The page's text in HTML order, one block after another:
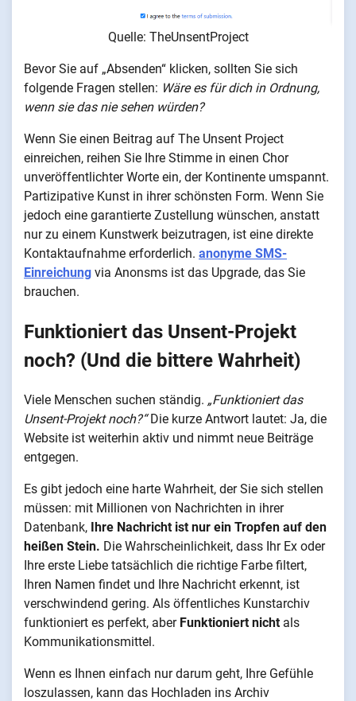
Quelle: TheUnsentProject
Bevor Sie auf „Absenden“ klicken, sollten Sie sich
folgende Fragen stellen: Wäre es für dich in Ordnung,
wenn sie das nie sehen würden?
Wenn Sie einen Beitrag auf The Unsent Project
einreichen, reihen Sie Ihre Stimme in einen Chor
unveröffentlichter Worte ein, der Kontinente umspannt.
Partizipative Kunst in ihrer schönsten Form. Wenn Sie
jedoch eine garantierte Zustellung wünschen, anstatt
nur zu einem Kunstwerk beizutragen, ist eine direkte
Kontaktaufnahme erforderlich. anonyme SMS-
Einreichung via Anonsms ist das Upgrade, das Sie
brauchen.
Funktioniert das Unsent-Projekt
noch? (Und die bittere Wahrheit)
Viele Menschen suchen ständig. „Funktioniert das
Unsent-Projekt noch?“Die kurze Antwort lautet: Ja, die
Website ist weiterhin aktiv und nimmt neue Beiträge
entgegen.
Es gibt jedoch eine harte Wahrheit, der Sie sich stellen
müssen: mit Millionen von Nachrichten in ihrer
Datenbank, Ihre Nachricht ist nur ein Tropfen auf den
heißen Stein. Die Wahrscheinlichkeit, dass Ihr Ex oder
Ihre erste Liebe tatsächlich die richtige Farbe filtert,
Ihren Namen findet und Ihre Nachricht erkennt, ist
verschwindend gering. Als öffentliches Kunstarchiv
funktioniert es perfekt, aber Funktioniert nicht als
Kommunikationsmittel.
Wenn es Ihnen einfach nur darum geht, Ihre Gefühle
loszulassen, kann das Hochladen ins Archiv